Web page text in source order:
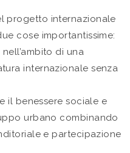
progetto internazionale
cose importantissime:
di una
internazionale senza
il benessere sociale e
urbano combinando
e partecipazione